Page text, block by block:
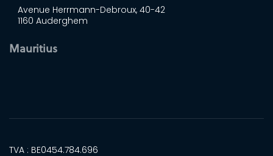
Avenue Herrmann-Debroux, 40-42
1160 Auderghem
Mauritius
TVA : BE0454.784.696